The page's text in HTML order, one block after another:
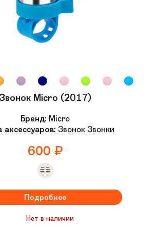
Звонок Micro (2017)
Бренд: Micro
аксессуаров: Звонок Звонки
600 ₽
Подробнее
Нет в наличии